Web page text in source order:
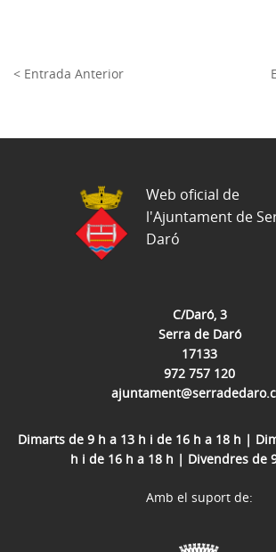
< Entrada Anterior
C/Daró, 3
Serra de Daró
17133
972 757 120
Dimarts de 9 h a 13 h i de 16 h a 18 h |
h i de 16 h a 18 h | Divendres de
Web oficial de
l'Ajuntament de
Daró
Amb el suport de: